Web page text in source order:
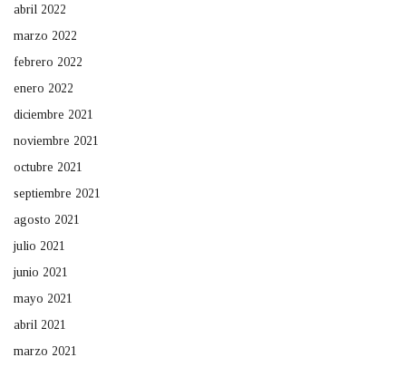
abril 2022
marzo 2022
febrero 2022
enero 2022
diciembre 2021
noviembre 2021
octubre 2021
septiembre 2021
agosto 2021
julio 2021
junio 2021
mayo 2021
abril 2021
marzo 2021